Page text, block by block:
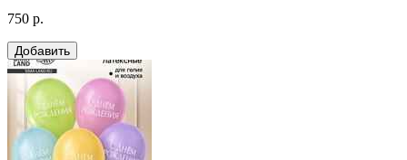
750 р.